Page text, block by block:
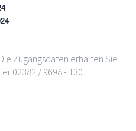
Die Zugangsdaten erhalten Sie
02382 / 9698 - 130.